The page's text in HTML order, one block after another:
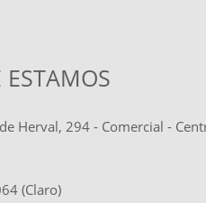
Herval, 294 - Comercial -
(Claro)